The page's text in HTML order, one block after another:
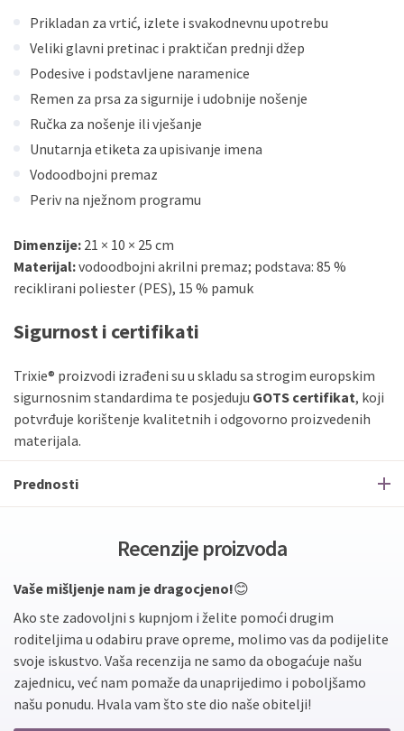
Prikladan za vrtić, izlete i svakodnevnu upotrebu
Veliki glavni pretinac i praktičan prednji džep
Podesive i podstavljene naramenice
Remen za prsa za sigurnije i udobnije nošenje
Ručka za nošenje ili vješanje
Unutarnja etiketa za upisivanje imena
Vodoodbojni premaz
Periv na nježnom programu
Dimenzije: 21 × 10 × 25 cm
Materijal:vodoodbojni akrilni premaz; podstava: 85 %
reciklirani poliester (PES), 15 % pamuk
Sigurnost i certifikati
Trixie® proizvodi izrađeni su u skladu sa strogim europskim
sigurnosnim standardima te posjeduju GOTS certifikat, koji
potvrđuje korištenje kvalitetnih i odgovorno proizvedenih
materijala.
Prednosti
Recenzije proizvoda
Vaše mišljenje nam je dragocjeno!😊
Ako ste zadovoljni s kupnjom i želite pomoći drugim
roditeljima u odabiru prave opreme, molimo vas da podijelite
svoje iskustvo. Vaša recenzija ne samo da obogaćuje našu
zajednicu, već nam pomaže da unaprijedimo i poboljšamo
našu ponudu. Hvala vam što ste dio naše obitelji!